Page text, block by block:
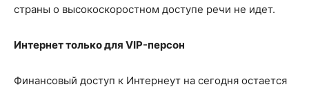
страны о высокоскоростном доступе речи не идет.
Интернет только для VIP-персон
Финансовый доступ к Интернеут на сегодня остается